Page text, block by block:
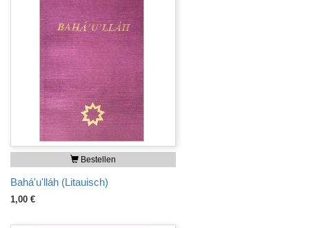
Bestellen
Bahá'u'lláh (Litauisch)
1,00 €